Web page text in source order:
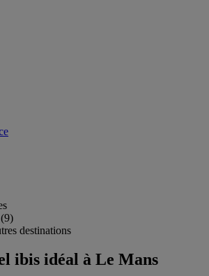
destinations
ibis idéal à Le Mans